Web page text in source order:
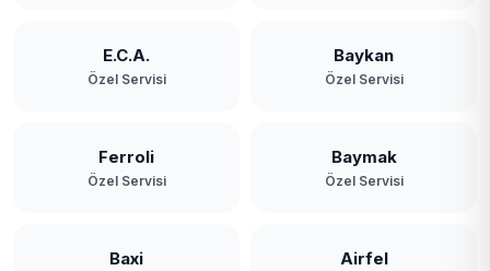
E.C.A.
Özel Servisi
Baykan
Özel Servisi
Ferroli
Özel Servisi
Baymak
Özel Servisi
Baxi Airfel